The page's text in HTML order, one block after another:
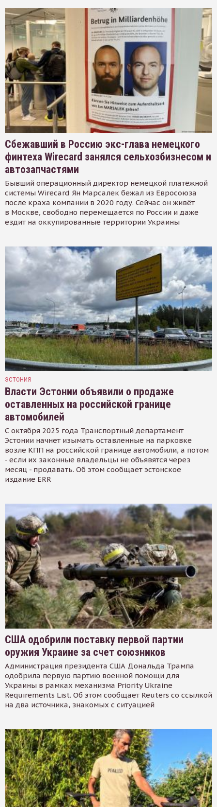
Сбежавший в Россию экс-глава немецкого
финтеха Wirecard занялся сельхозбизнесом и
автозапчастями
Бывший операционный директор немецкой платёжной
системы Wirecard Ян Марсалек бежал из Евросоюза
после краха компании в 2020 году. Сейчас он живёт
в Москве, свободно перемещается по России и даже
ездит на оккупированные территории Украины
ЭСТОНИЯ
Власти Эстонии объявили о продаже
оставленных на российской границе
автомобилей
С октября 2025 года Транспортный департамент
Эстонии начнет изымать оставленные на парковке
возле КПП на российской границе автомобили, а потом
- если их законные владельцы не объявятся через
месяц - продавать. Об этом сообщает эстонское
издание ERR
США одобрили поставку первой партии
оружия Украине за счет союзников
Администрация президента США Дональда Трампа
одобрила первую партию военной помощи для
Украины в рамках механизма Priority Ukraine
Requirements List. Об этом сообщает Reuters со ссылкой
на два источника, знакомых с ситуацией